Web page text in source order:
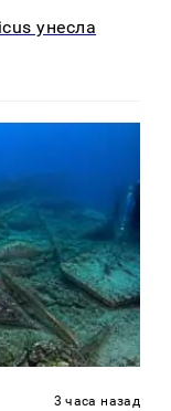
унесла
3 часа назад